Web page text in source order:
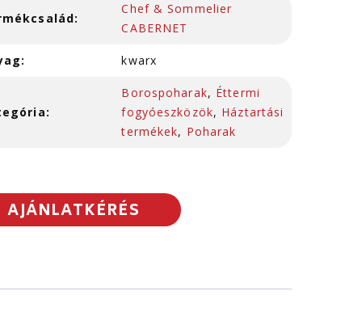
Chef & Sommelier
CABERNET
kwarx
Borospoharak, Éttermi
fogyóeszközök, Háztartási
termékek, Poharak
AJÁNLATKÉRÉS